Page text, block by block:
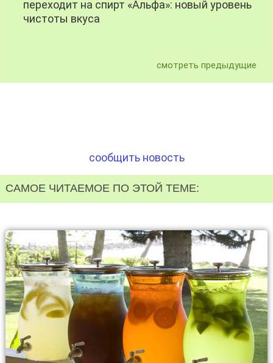
переходит на спирт «Альфа»: новый уровень
чистоты вкуса
смотреть предыдущие
сообщить новость
САМОЕ ЧИТАЕМОЕ ПО ЭТОЙ ТЕМЕ: